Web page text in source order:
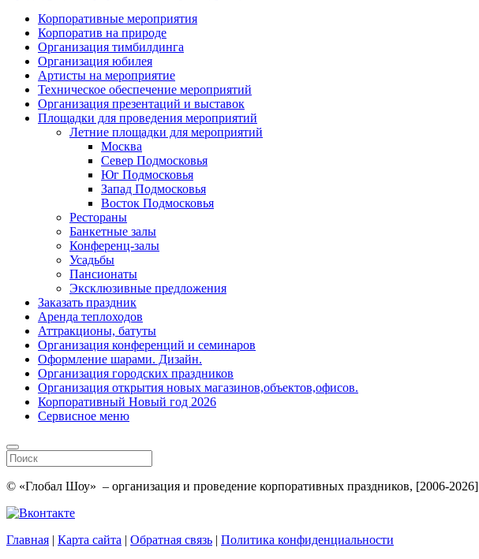
Корпоративные мероприятия
Корпоратив на природе
Организация тимбилдинга
Организация юбилея
Артисты на мероприятие
Техническое обеспечение мероприятий
Организация презентаций и выставок
Площадки для проведения мероприятий
Летние площадки для мероприятий
Москва
Север Подмосковья
Юг Подмосковья
Запад Подмосковья
Восток Подмосковья
Рестораны
Банкетные залы
Конференц-залы
Усадьбы
Пансионаты
Эксклюзивные предложения
Заказать праздник
Аренда теплоходов
Аттракционы, батуты
Организация конференций и семинаров
Оформление шарами. Дизайн.
Организация городских праздников
Организация открытия новых магазинов,объектов,офисов.
Корпоративный Новый год 2026
Сервисное меню
© «Глобал Шоу» – организация и проведение корпоративных праздников, [2006-2026]
Главная | Карта сайта | Обратная связь | Политика конфиденциальности